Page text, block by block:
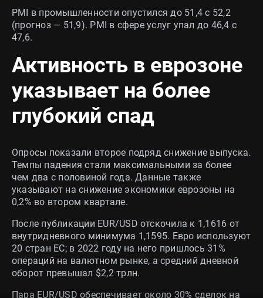
PMI в промышленности опустился до 51,4 с 52,2
(прогноз — 51,9). PMI в сфере услуг упал до 46,4 с
47,6.
Активность в еврозоне
указывает на более
глубокий спад
Опросы показали второе подряд снижение выпуска.
Темпы падения стали максимальными за более
чем два с половиной года. Данные также
указывают на снижение экономики еврозоны на
0,2% во втором квартале.
После публикации EUR/USD отскочила к 1,1616 от
внутридневного минимума 1,1595. Евро используют
20 стран ЕС; в 2022 году на него пришлось 31%
операций на валютном рынке, а средний дневной
оборот превышал $2,2 трлн.
Пара EUR/USD обеспечивает около 30% сделок на